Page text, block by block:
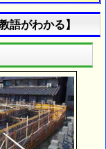
語がわかる】